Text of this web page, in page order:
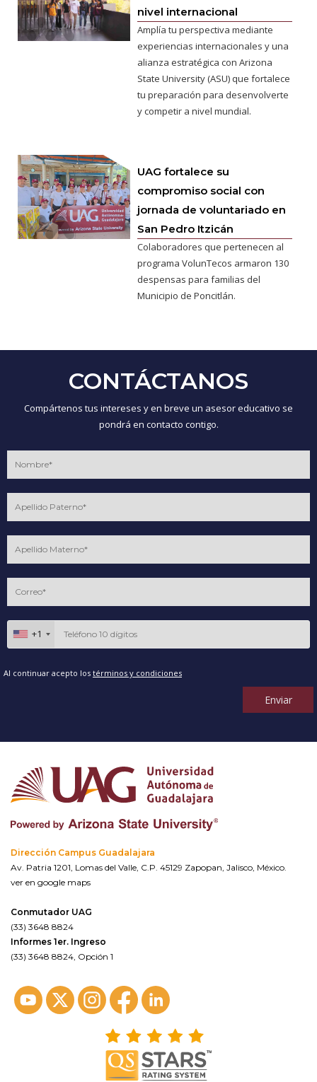
nivel internacional
Amplía tu perspectiva mediante
experiencias internacionales y una
alianza estratégica con Arizona
State University (ASU) que fortalece
tu preparación para desenvolverte
y competir a nivel mundial.
UAG fortalece su
compromiso social con
jornada de voluntariado en
San Pedro Itzicán
Colaboradores que pertenecen al
programa VolunTecos armaron 130
despensas para familias del
Municipio de Poncitlán.
CONTÁCTANOS
Compártenos tus intereses y en breve un asesor educativo se
pondrá en contacto contigo.
+1
Al continuar acepto los términos y condiciones
Enviar
Dirección Campus Guadalajara
Av. Patria 1201, Lomas del Valle, C.P. 45129 Zapopan, Jalisco, México.
ver en google maps
Conmutador UAG
(33) 3648 8824
Informes 1er. Ingreso
(33) 3648 8824, Opción 1